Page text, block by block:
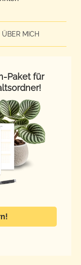
ÜBER MICH
Paket für